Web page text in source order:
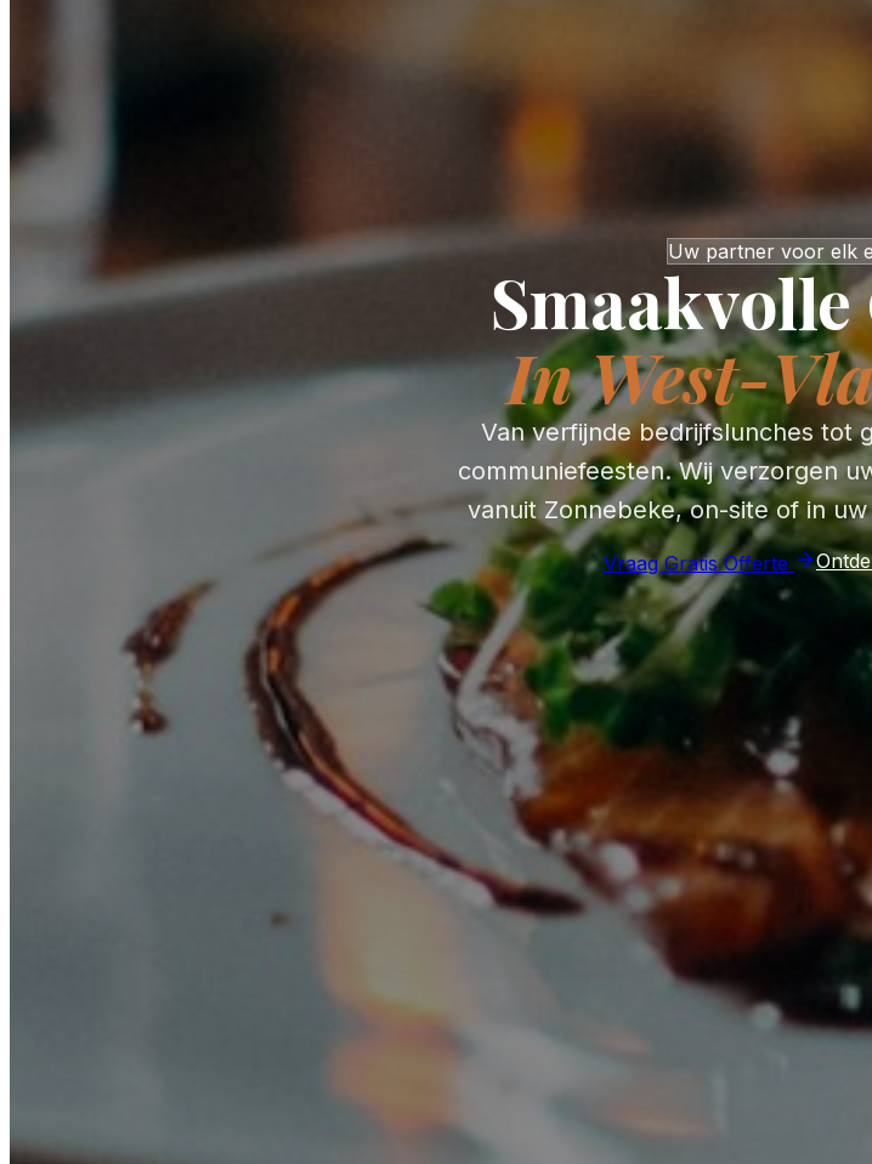
Uw partner voor elk
In West-
Van verfijnde bedrijfslunches tot
communiefeesten. Wij verzorgen
vanuit Zonnebeke, on-site of in
Vraag Gratis Offerte